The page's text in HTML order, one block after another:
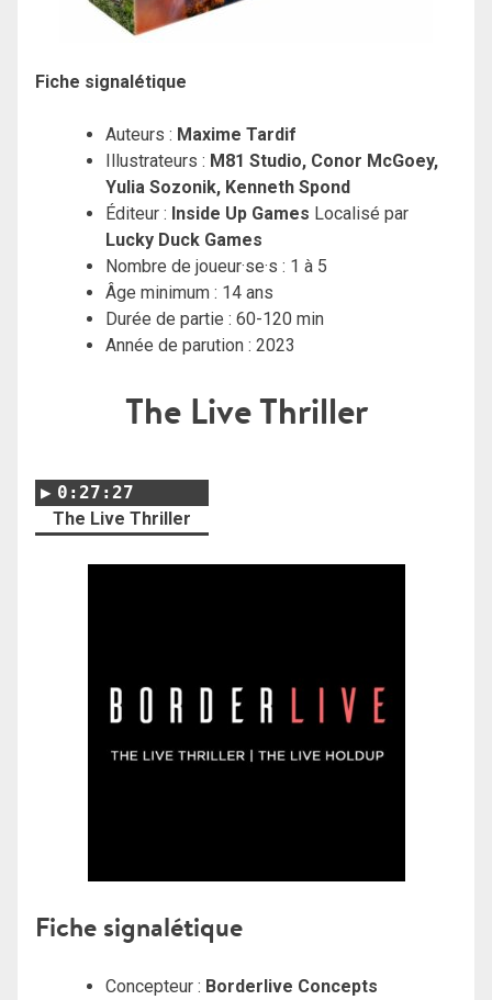
Fiche signalétique
Auteurs : Maxime Tardif
Illustrateurs : M81 Studio, Conor McGoey,
Yulia Sozonik, Kenneth Spond
Éditeur : Inside Up Games Localisé par
Lucky Duck Games
Nombre de joueur·se·s : 1 à 5
Âge minimum : 14 ans
Durée de partie : 60-120 min
Année de parution : 2023
The Live Thriller
0:27:27
The Live Thriller
Fiche signalétique
Concepteur : Borderlive Concepts